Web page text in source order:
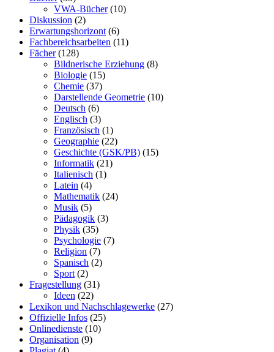
VWA-Bücher(10)
Diskussion (2)
Erwartungshorizont (6)
Fachbereichsarbeiten (11)
Fächer(128)
Bildnerische Erziehung (8)
Biologie (15)
Chemie (37)
Darstellende Geometrie (10)
Deutsch (6)
Englisch (3)
Französisch (1)
Geographie (22)
Geschichte (GSK/PB) (15)
Informatik (21)
Italienisch (1)
Latein (4)
Mathematik (24)
Musik (5)
Pädagogik (3)
Physik (35)
Psychologie (7)
Religion (7)
Spanisch (2)
Sport (2)
Fragestellung (31)
Ideen (22)
Lexikon und Nachschlagewerke (27)
Offizielle Infos (25)
Onlinedienste (10)
Organisation (9)